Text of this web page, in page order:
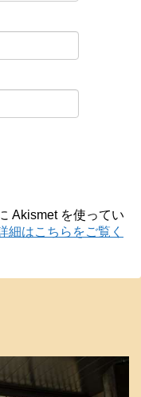
Akismet を使ってい
細はこちらをご覧く